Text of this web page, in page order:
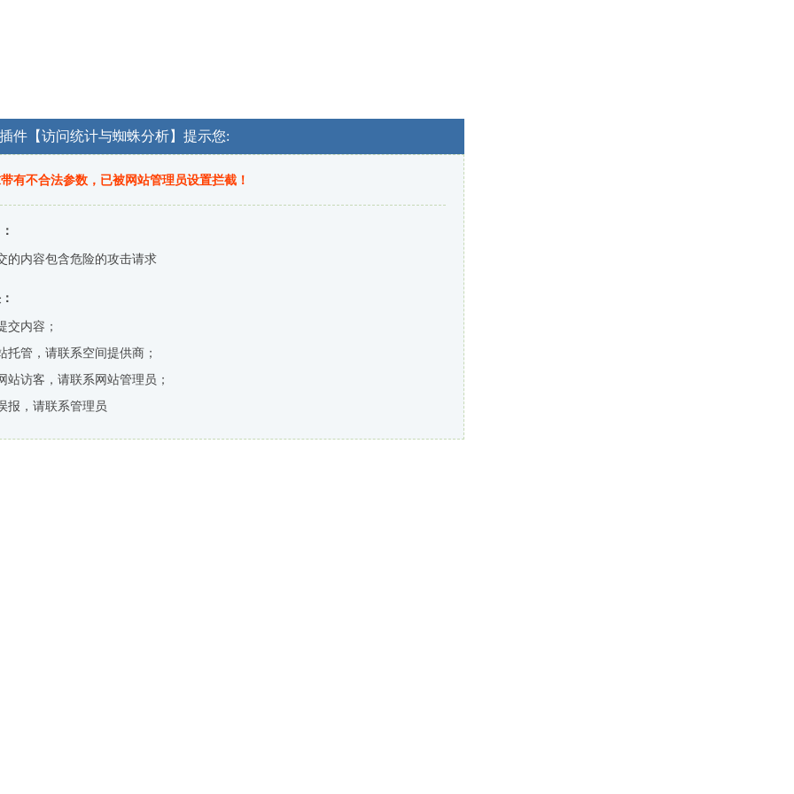
件【访问统计与蜘蛛分析】提示您:
有不合法参数，已被网站管理员设置拦截！
的内容包含危险的攻击请求
交内容；
托管，请联系空间提供商；
站访客，请联系网站管理员；
报，请联系管理员